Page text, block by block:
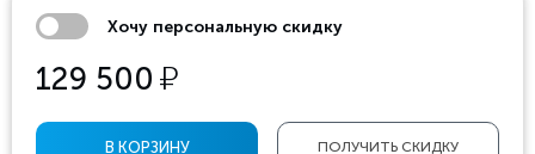
Хочу персональную скидку
129 500 у
ПОЛУЧИТЬ СКИДКУ
В КОРЗИНУ